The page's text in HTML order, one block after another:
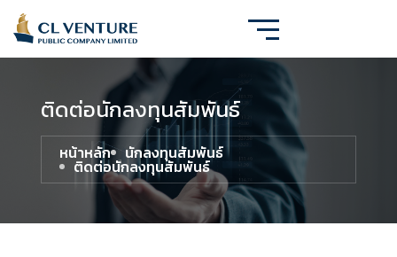
ติดต่อนักลงทุนสัมพันธ์
หน้าหลัก นักลงทุนสัมพันธ์
ติดต่อนักลงทุนสัมพันธ์